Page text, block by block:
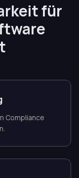
für
Compliance